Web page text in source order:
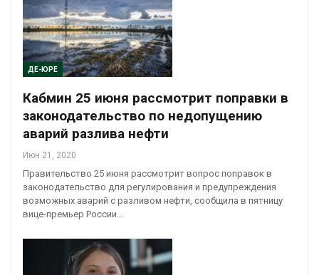
ДЕ-ЮРЕ
Кабмин 25 июня рассмотрит поправки в
законодательство по недопущению
аварий разлива нефти
Июн 21, 2020
Правительство 25 июня рассмотрит вопрос поправок в
законодательство для регулирования и предупреждения
возможных аварий с разливом нефти, сообщила в пятницу
вице-премьер России…